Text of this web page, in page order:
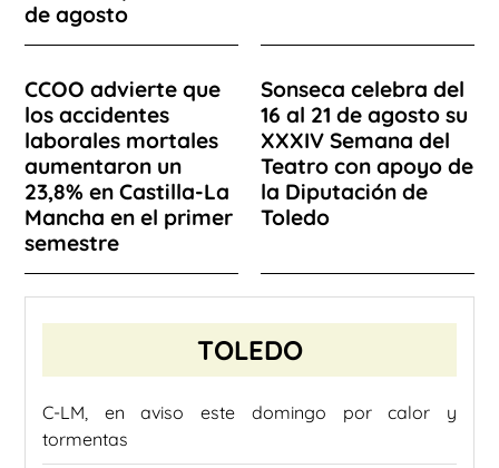
de agosto
CCOO advierte que
los accidentes
laborales mortales
aumentaron un
23,8% en Castilla-La
Mancha en el primer
semestre
Sonseca celebra del
16 al 21 de agosto su
XXXIV Semana del
Teatro con apoyo de
la Diputación de
Toledo
TOLEDO
C-LM, en aviso este domingo por calor y
tormentas